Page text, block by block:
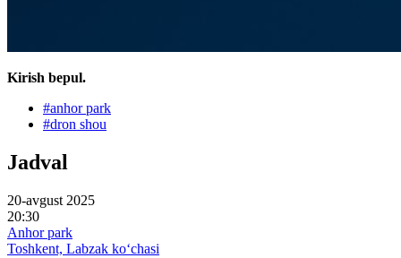
Kirish bepul.
#anhor park
#dron shou
Jadval
20-avgust 2025
20:30
Anhor park
Toshkent, Labzak ko‘chasi